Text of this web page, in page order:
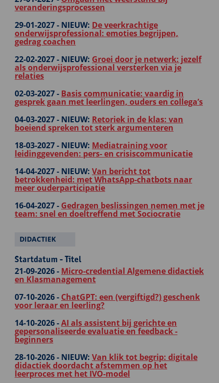
veranderingsprocessen
29-01-2027 - NIEUW: De veerkrachtige
onderwijsprofessional: emoties begrijpen,
gedrag coachen
22-02-2027 - NIEUW: Groei door je netwerk: jezelf
als onderwijsprofessional versterken via je
relaties
02-03-2027 - Basis communicatie: vaardig in
gesprek gaan met leerlingen, ouders en collega’s
04-03-2027 - NIEUW: Retoriek in de klas: van
boeiend spreken tot sterk argumenteren
18-03-2027 - NIEUW: Mediatraining voor
leidinggevenden: pers- en crisiscommunicatie
14-04-2027 - NIEUW: Van bericht tot
betrokkenheid: met WhatsApp-chatbots naar
meer ouderparticipatie
16-04-2027 - Gedragen beslissingen nemen met je
team: snel en doeltreffend met Sociocratie
DIDACTIEK
Startdatum - Titel
21-09-2026 - Micro-credential Algemene didactiek
en Klasmanagement
07-10-2026 - ChatGPT: een (vergiftigd?) geschenk
voor leraar en leerling?
14-10-2026 -AI als assistent bij gerichte en
gepersonaliseerde evaluatie en feedback -
beginners
28-10-2026 - NIEUW: Van klik tot begrip: digitale
didactiek doordacht afstemmen op het
leerproces met het IVO-model